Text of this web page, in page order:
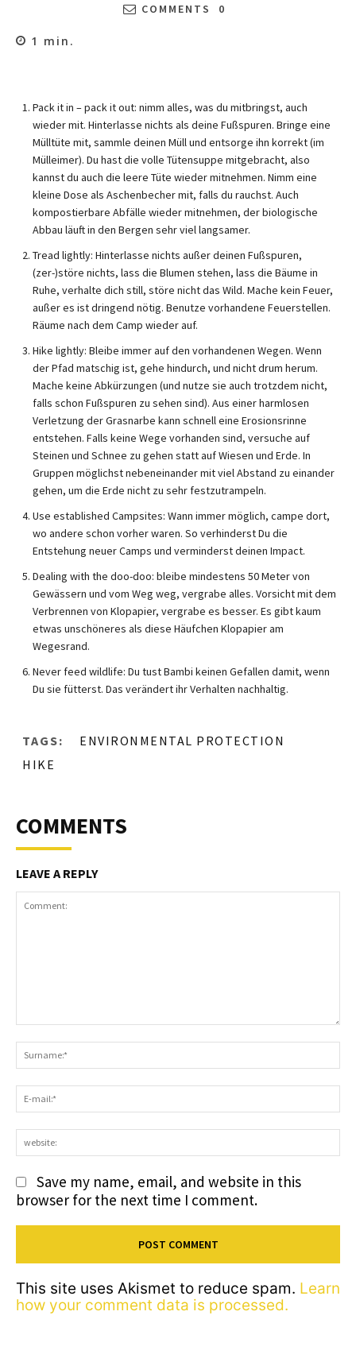
COMMENTS
0
1 min.
Pack it in – pack it out: nimm alles, was du mitbringst, auch
wieder mit. Hinterlasse nichts als deine Fußspuren. Bringe eine
Mülltüte mit, sammle deinen Müll und entsorge ihn korrekt (im
Mülleimer). Du hast die volle Tütensuppe mitgebracht, also
kannst du auch die leere Tüte wieder mitnehmen. Nimm eine
kleine Dose als Aschenbecher mit, falls du rauchst. Auch
kompostierbare Abfälle wieder mitnehmen, der biologische
Abbau läuft in den Bergen sehr viel langsamer.
Tread lightly: Hinterlasse nichts außer deinen Fußspuren,
(zer-)störe nichts, lass die Blumen stehen, lass die Bäume in
Ruhe, verhalte dich still, störe nicht das Wild. Mache kein Feuer,
außer es ist dringend nötig. Benutze vorhandene Feuerstellen.
Räume nach dem Camp wieder auf.
Hike lightly: Bleibe immer auf den vorhandenen Wegen. Wenn
der Pfad matschig ist, gehe hindurch, und nicht drum herum.
Mache keine Abkürzungen (und nutze sie auch trotzdem nicht,
falls schon Fußspuren zu sehen sind). Aus einer harmlosen
Verletzung der Grasnarbe kann schnell eine Erosionsrinne
entstehen. Falls keine Wege vorhanden sind, versuche auf
Steinen und Schnee zu gehen statt auf Wiesen und Erde. In
Gruppen möglichst nebeneinander mit viel Abstand zu einander
gehen, um die Erde nicht zu sehr festzutrampeln.
Use established Campsites: Wann immer möglich, campe dort,
wo andere schon vorher waren. So verhinderst Du die
Entstehung neuer Camps und verminderst deinen Impact.
Dealing with the doo-doo: bleibe mindestens 50 Meter von
Gewässern und vom Weg weg, vergrabe alles. Vorsicht mit dem
Verbrennen von Klopapier, vergrabe es besser. Es gibt kaum
etwas unschöneres als diese Häufchen Klopapier am
Wegesrand.
Never feed wildlife: Du tust Bambi keinen Gefallen damit, wenn
Du sie fütterst. Das verändert ihr Verhalten nachhaltig.
TAGS:
ENVIRONMENTAL PROTECTION
HIKE
COMMENTS
LEAVE A REPLY
Save my name, email, and website in this
browser for the next time I comment.
This site uses Akismet to reduce spam. Learn
how your comment data is processed.